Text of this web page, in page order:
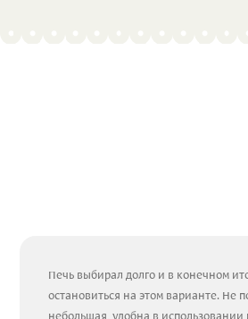
Печь выбирал долго и в конечном
остановиться на этом варианте. Не
небольшая, удобна в